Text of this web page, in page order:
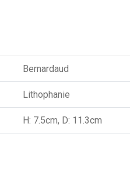
Bernardaud
Lithophanie
H: 7.5cm, D: 11.3cm